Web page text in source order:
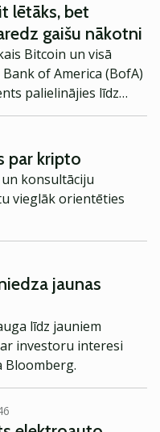
lētāks, bet
gaišu nākotni
Bitcoin un visā
of America (BofA)
palielinājies līdz
vidū jau vairāk
kriptovalūtas vai
Rezultātā
ignorētu”.
par kripto
konsultāciju
vieglāk orientēties
jaunas
līdz jauniem
investoru interesi
Bloomberg.